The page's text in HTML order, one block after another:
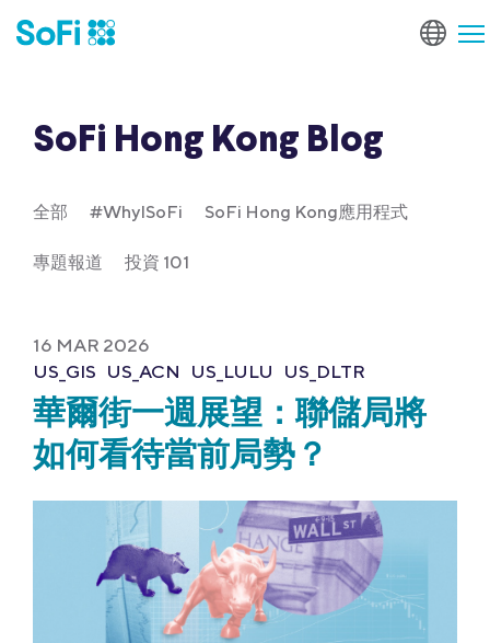
SoFi Hong Kong Blog
全部 #WhyISoFi SoFi Hong Kong應用程式
專題報道 投資 101
16 MAR 2026
US_GIS US_ACN US_LULU US_DLTR
華爾街一週展望：聯儲局將
如何看待當前局勢？